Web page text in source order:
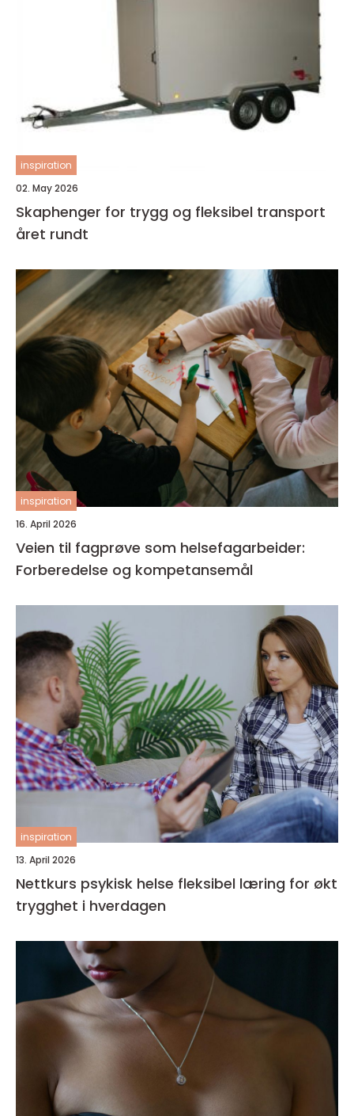
inspiration
02. May 2026
Skaphenger for trygg og fleksibel transport
året rundt
inspiration
16. April 2026
Veien til fagprøve som helsefagarbeider:
Forberedelse og kompetansemål
inspiration
13. April 2026
Nettkurs psykisk helse fleksibel læring for økt
trygghet i hverdagen